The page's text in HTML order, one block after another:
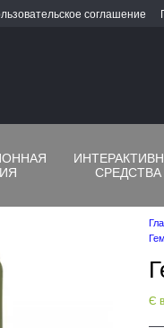
соглашение
СРЕДСТВА
Є